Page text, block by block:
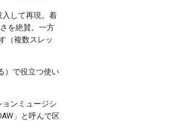
入して再現。着
を絶賛。一方
（複数スレッ
）で役立つ使い
ンミュージシ
」と呼んで区